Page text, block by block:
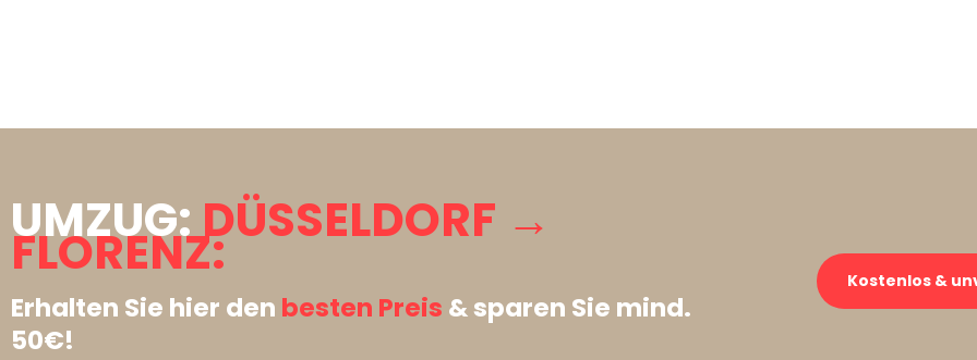
UMZUG:DÜSSELDORF →
FLORENZ:
Erhalten Sie hier den besten Preis & sparen Sie mind.
50€!
Kostenlos &